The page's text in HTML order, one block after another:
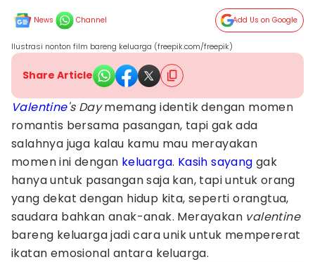
News Channel Add Us on Google
Ilustrasi nonton film bareng keluarga (freepik.com/freepik)
Share Article
Valentine's Daymemang identik dengan momen
romantis bersama pasangan, tapi gak ada
salahnya juga kalau kamu mau merayakan
momen ini dengan keluarga. Kasih sayang gak
hanya untuk pasangan saja kan, tapi untuk orang
yang dekat dengan hidup kita, seperti orangtua,
saudara bahkan anak-anak. Merayakan valentine
bareng keluarga jadi cara unik untuk mempererat
ikatan emosional antara keluarga.